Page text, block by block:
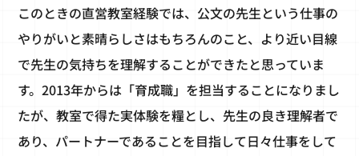
このときの直営教室経験では、公文の先生という仕事の
やりがいと素晴らしさはもちろんのこと、より近い目線
で先生の気持ちを理解することができたと思っていま
す。2013年からは「育成職」を担当することになりまし
たが、教室で得た実体験を糧とし、先生の良き理解者で
あり、パートナーであることを目指して日々仕事をして